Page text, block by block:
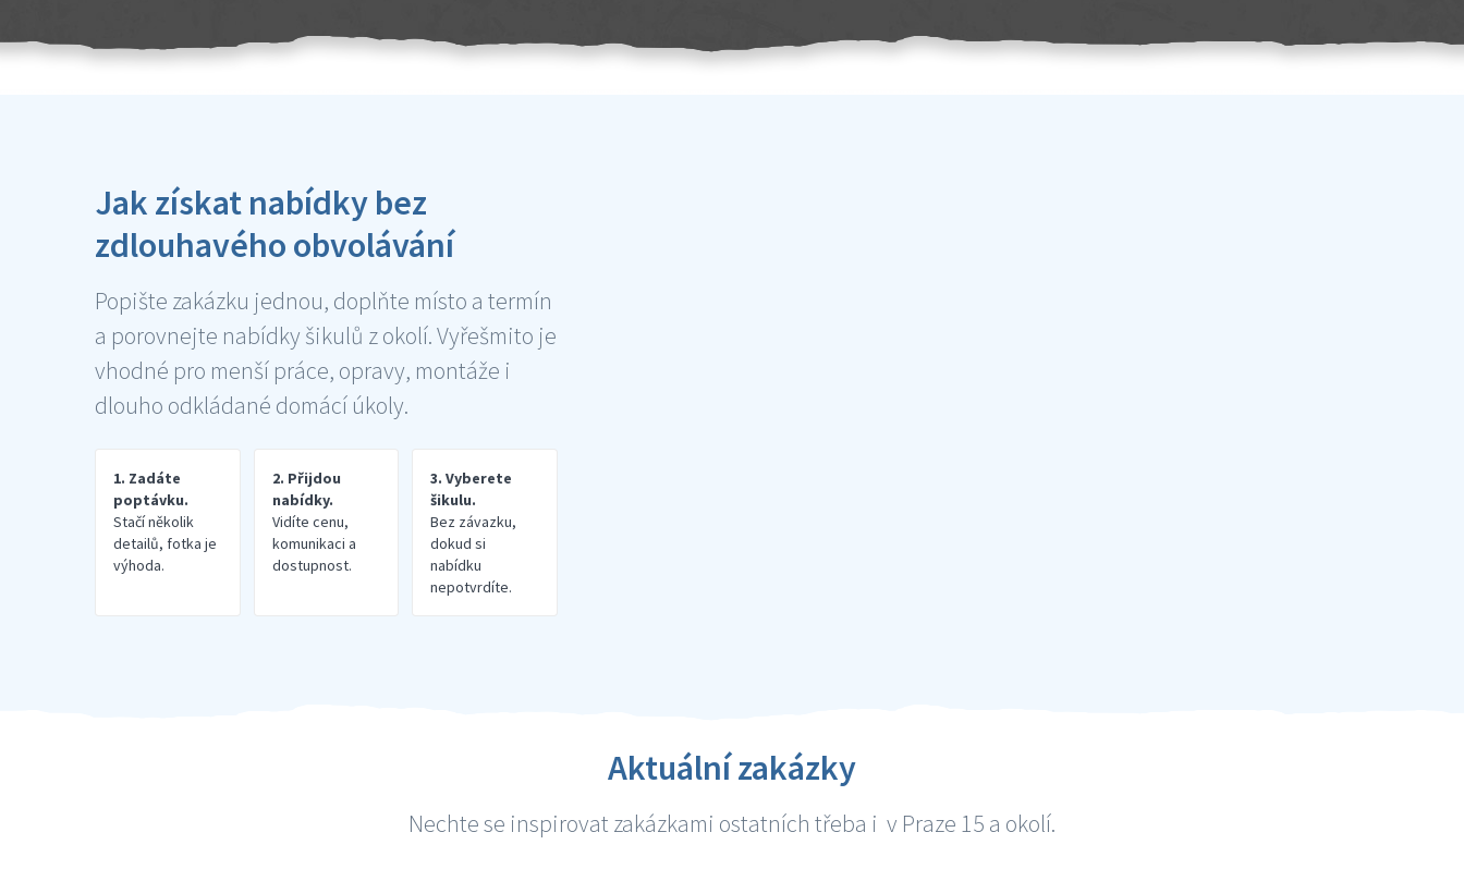
Jak získat nabídky bez
zdlouhavého obvolávání
Popište zakázku jednou, doplňte místo a termín
a porovnejte nabídky šikulů z okolí. Vyřešmito je
vhodné pro menší práce, opravy, montáže i
dlouho odkládané domácí úkoly.
1. Zadáte
poptávku.
Stačí několik
detailů, fotka je
výhoda.
2. Přijdou
nabídky.
Vidíte cenu,
komunikaci a
dostupnost.
3. Vyberete
šikulu.
Bez závazku,
dokud si
nabídku
nepotvrdíte.
Aktuální zakázky
Nechte se inspirovat zakázkami ostatních třeba i v Praze 15 a okolí.